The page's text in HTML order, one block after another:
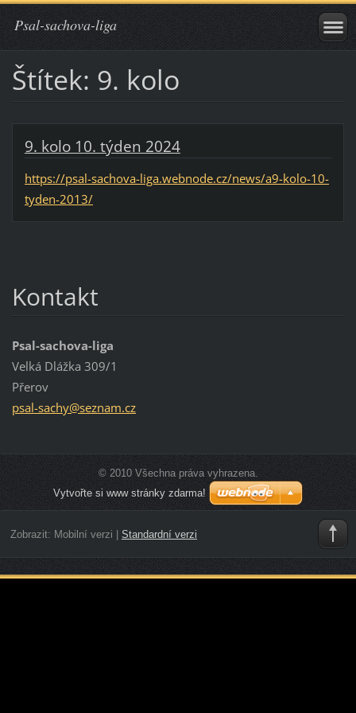
Psal-sachova-liga
Štítek: 9. kolo
9. kolo 10. týden 2024
https://psal-sachova-liga.webnode.cz/news/a9-kolo-10-
tyden-2013/
Kontakt
Psal-sachova-liga
Velká Dlážka 309/1
Přerov
psal-sachy@seznam.cz
© 2010 Všechna práva vyhrazena.
Vytvořte si www stránky zdarma!
Zobrazit: Mobilní verzi Standardní verzi